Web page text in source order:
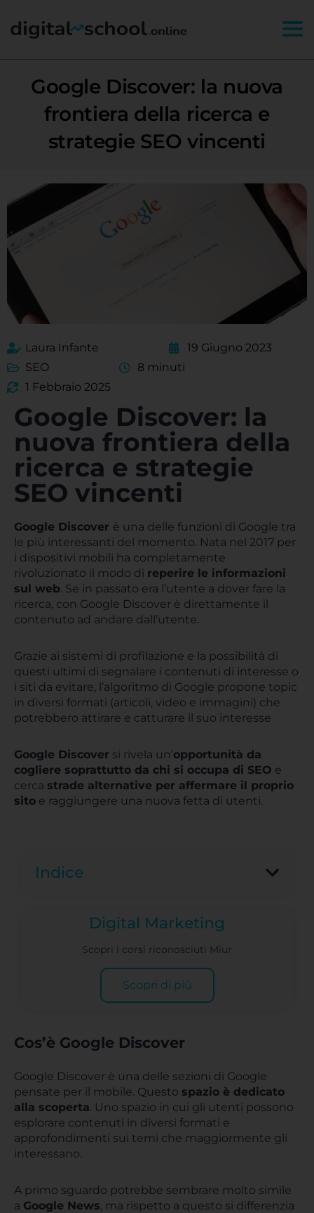
Google Discover: la nuova
frontiera della ricerca e
strategie SEO vincenti
Laura Infante
19 Giugno 2023
SEO
8 minuti
1 Febbraio 2025
Google Discover: la
nuova frontiera della
ricerca e strategie
SEO vincenti
Google Discover è una delle funzioni di Google tra
le più interessanti del momento. Nata nel 2017 per
i dispositivi mobili ha completamente
rivoluzionato il modo di reperire le informazioni
sul web. Se in passato era l’utente a dover fare la
ricerca, con Google Discover è direttamente il
contenuto ad andare dall’utente.
Grazie ai sistemi di profilazione e la possibilità di
questi ultimi di segnalare i contenuti di interesse o
i siti da evitare, l’algoritmo di Google propone topic
in diversi formati (articoli, video e immagini) che
potrebbero attirare e catturare il suo interesse
Google Discover si rivela un’opportunità da
cogliere soprattutto da chi si occupa di SEO e
cerca strade alternative per affermare il proprio
sito e raggiungere una nuova fetta di utenti.
Indice
Digital Marketing
Scopri i corsi riconosciuti Miur
Scopri di più
Cos’è Google Discover
Google Discover è una delle sezioni di Google
pensate per il mobile. Questo spazio è dedicato
alla scoperta. Uno spazio in cui gli utenti possono
esplorare contenuti in diversi formati e
approfondimenti sui temi che maggiormente gli
interessano.
A primo sguardo potrebbe sembrare molto simile
a Google News, ma rispetto a questo si differenzia